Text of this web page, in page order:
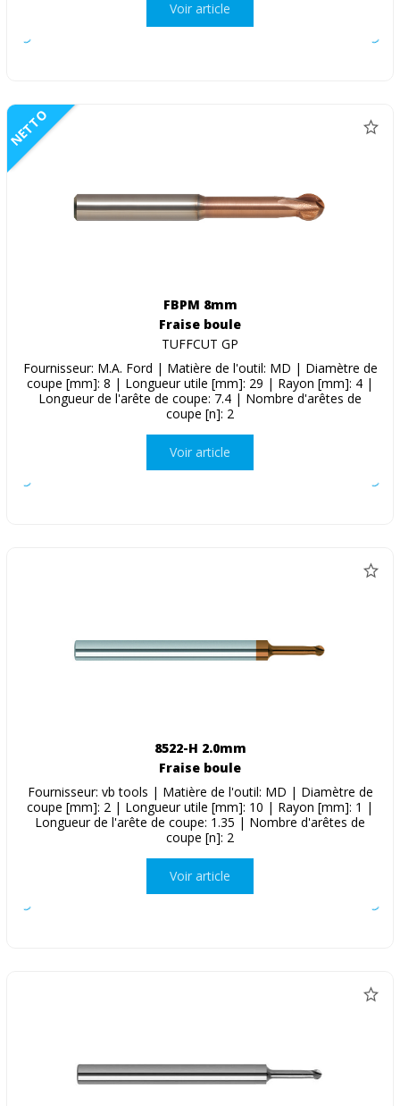
Voir article
NETTO
FBPM 8mm
Fraise boule
TUFFCUT GP
Fournisseur: M.A. Ford | Matière de l'outil: MD | Diamètre de
coupe [mm]: 8 | Longueur utile [mm]: 29 | Rayon [mm]: 4 |
Longueur de l'arête de coupe: 7.4 | Nombre d'arêtes de
coupe [n]: 2
Voir article
8522-H 2.0mm
Fraise boule
Fournisseur: vb tools | Matière de l'outil: MD | Diamètre de
coupe [mm]: 2 | Longueur utile [mm]: 10 | Rayon [mm]: 1 |
Longueur de l'arête de coupe: 1.35 | Nombre d'arêtes de
coupe [n]: 2
Voir article